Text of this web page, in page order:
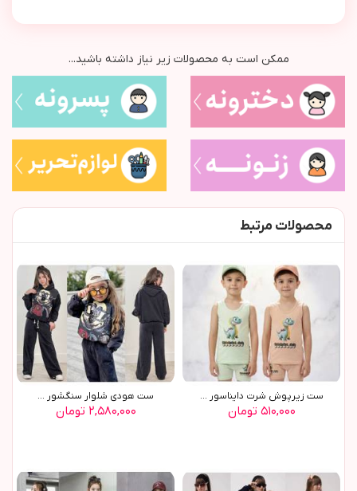
ممکن است به محصولات زیر نیاز داشته باشید...
محصولات مرتبط
ست زیرپوش شرت دایناسور ...
۵۱۰,۰۰۰ تومان
ست هودي شلوار سنگشور ...
۲,۵۸۰,۰۰۰ تومان